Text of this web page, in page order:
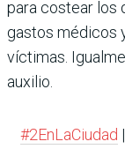
para costear los
gastos médicos
víctimas.
auxilio.
#2EnLaCiudad